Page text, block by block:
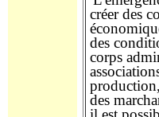
créer des
des
corps
des